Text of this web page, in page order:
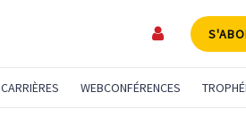
CARRIÈRES WEBCONFÉRENCES